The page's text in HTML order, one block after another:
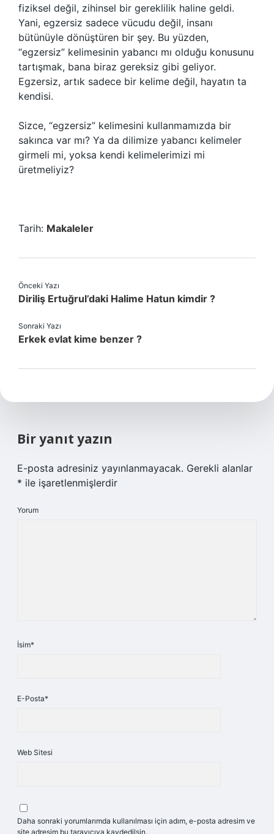
fiziksel değil, zihinsel bir gereklilik haline geldi.
Yani, egzersiz sadece vücudu değil, insanı
bütünüyle dönüştüren bir şey. Bu yüzden,
“egzersiz” kelimesinin yabancı mı olduğu konusunu
tartışmak, bana biraz gereksiz gibi geliyor.
Egzersiz, artık sadece bir kelime değil, hayatın ta
kendisi.
Sizce, “egzersiz” kelimesini kullanmamızda bir
sakınca var mı? Ya da dilimize yabancı kelimeler
girmeli mi, yoksa kendi kelimelerimizi mi
üretmeliyiz?
Tarih: Makaleler
Önceki Yazı
Diriliş Ertuğrul’daki Halime Hatun kimdir ?
Sonraki Yazı
Erkek evlat kime benzer ?
Bir yanıt yazın
E-posta adresiniz yayınlanmayacak. Gerekli alanlar
* ile işaretlenmişlerdir
Yorum
İsim*
E-Posta*
Web Sitesi
Daha sonraki yorumlarımda kullanılması için adım, e-posta adresim ve
site adresim bu tarayıcıya kaydedilsin.